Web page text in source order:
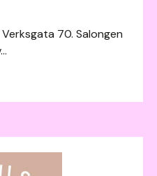
70. Salongen